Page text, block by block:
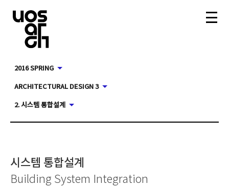
2016 SPRING
ARCHITECTURAL DESIGN 3
2. 시스템 통합설계
시스템 통합설계
Building System Integration